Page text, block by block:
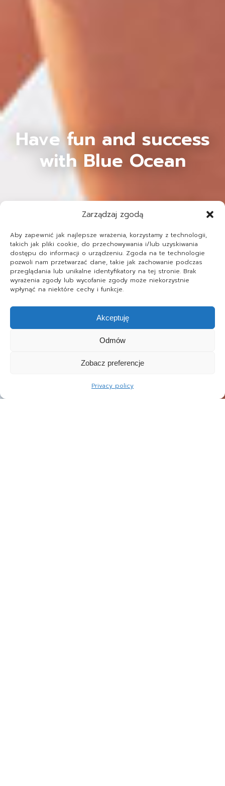
Zarządzaj zgodą
Aby zapewnić jak najlepsze wrażenia, korzystamy z technologii,
takich jak pliki cookie, do przechowywania i/lub uzyskiwania
dostępu do informacji o urządzeniu. Zgoda na te technologie
pozwoli nam przetwarzać dane, takie jak zachowanie podczas
przeglądania lub unikalne identyfikatory na tej stronie. Brak
wyrażenia zgody lub wycofanie zgody może niekorzystnie
wpłynąć na niektóre cechy i funkcje.
Akceptuję
Odmów
Zobacz preferencje
Privacy policy
Have fun and success
with Blue Ocean